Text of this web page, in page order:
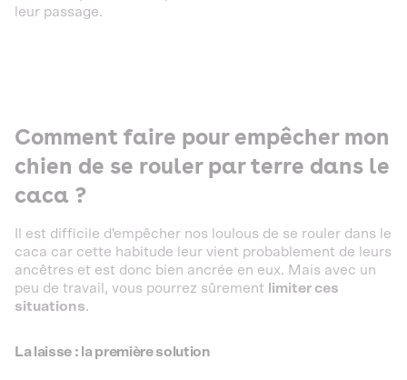
leur passage.
Comment faire pour empêcher mon
chien de se rouler par terre dans le
caca ?
Il est difficile d'empêcher nos loulous de se rouler dans le
caca car cette habitude leur vient probablement de leurs
ancêtres et est donc bien ancrée en eux. Mais avec un
peu de travail, vous pourrez sûrement limiter ces
situations.
La laisse : la première solution